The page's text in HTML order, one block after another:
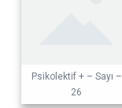
Psikolektif + – Sayı –
26